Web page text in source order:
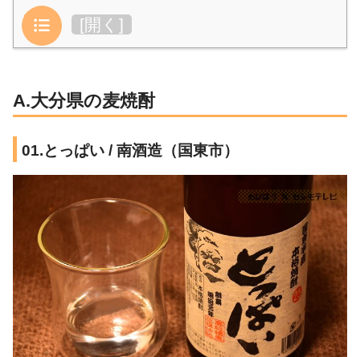
目次 [開く ]
A.大分県の麦焼酎
01.とっぱい / 南酒造（国東市）